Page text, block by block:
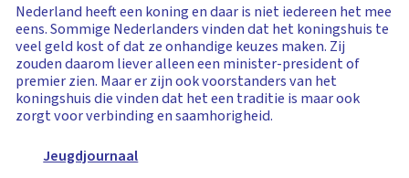
Nederland heeft een koning en daar is niet iedereen het mee
eens. Sommige Nederlanders vinden dat het koningshuis te
veel geld kost of dat ze onhandige keuzes maken. Zij
zouden daarom liever alleen een minister-president of
premier zien. Maar er zijn ook voorstanders van het
koningshuis die vinden dat het een traditie is maar ook
zorgt voor verbinding en saamhorigheid.
Jeugdjournaal